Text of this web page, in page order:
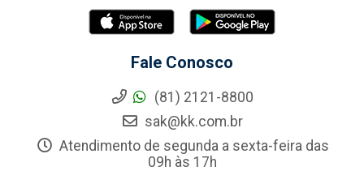
Fale Conosco
(81) 2121-8800
sak@kk.com.br
Atendimento de segunda a sexta-feira das
09h às 17h